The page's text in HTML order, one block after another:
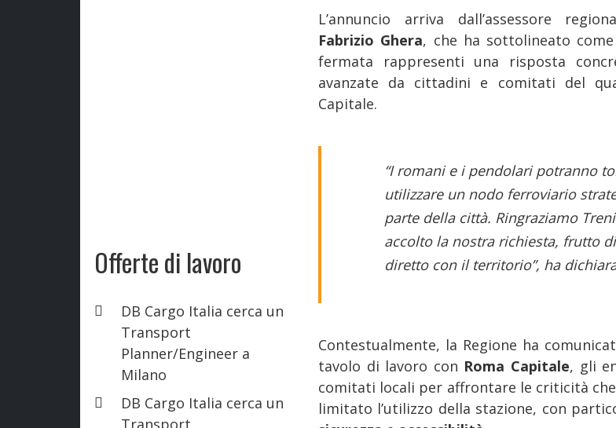
Offerte di lavoro
DB Cargo Italia cerca un
Transport
Planner/Engineer a
Milano
DB Cargo Italia cerca un
Transport
L’annuncio arriva dall’assessore
Fabrizio Ghera, che ha sottolineato
fermata rappresenti una risposta
avanzate da cittadini e comitati del
Capitale.
“I romani e i pendolari potranno
utilizzare un nodo ferroviario
parte della città. Ringraziamo
accolto la nostra richiesta, frutto
diretto con il territorio”, ha
Contestualmente, la Regione ha
tavolo di lavoro con Roma Capitale, gli
comitati locali per affrontare le criticità
limitato l’utilizzo della stazione, con